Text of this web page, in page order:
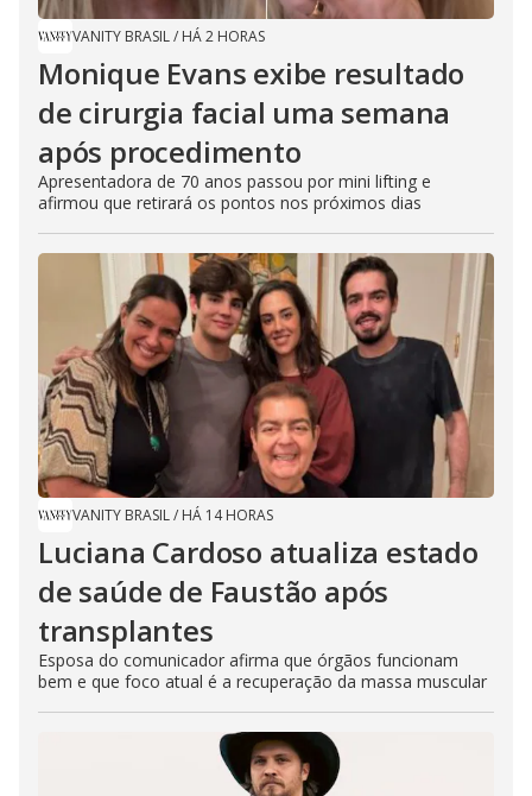
VANITY BRASIL/ HÁ 2 HORAS
Monique Evans exibe resultado
de cirurgia facial uma semana
após procedimento
Apresentadora de 70 anos passou por mini lifting e
afirmou que retirará os pontos nos próximos dias
VANITY BRASIL/ HÁ 14 HORAS
Luciana Cardoso atualiza estado
de saúde de Faustão após
transplantes
Esposa do comunicador afirma que órgãos funcionam
bem e que foco atual é a recuperação da massa muscular